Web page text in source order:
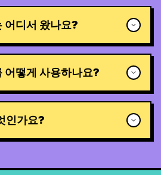
어디서 왔나요?
어떻게 사용하나요?
인가요?